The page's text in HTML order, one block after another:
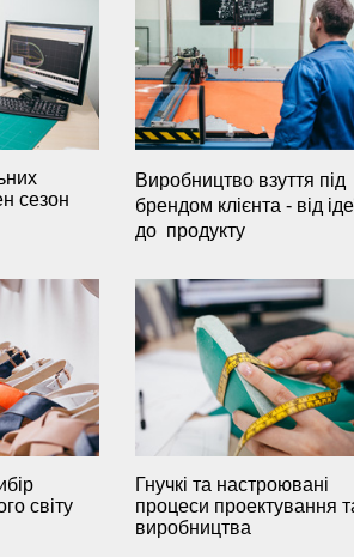
сезон
Виробництво взуття під
брендом клієнта - від
до продукту
світу
Гнучкі та настроювані
процеси проектування
виробництва